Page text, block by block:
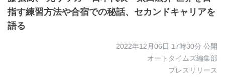
指す練習方法や合宿での秘話、セカンドキャリアを
語る
2022年12月06日 17時30分 公開
オートタイムズ編集部
プレスリリース